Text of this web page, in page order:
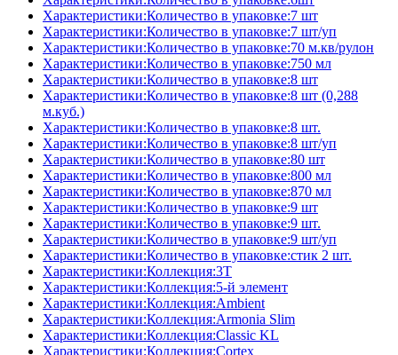
Характеристики:Количество в упаковке:7 шт
Характеристики:Количество в упаковке:7 шт/уп
Характеристики:Количество в упаковке:70 м.кв/рулон
Характеристики:Количество в упаковке:750 мл
Характеристики:Количество в упаковке:8 шт
Характеристики:Количество в упаковке:8 шт (0,288
м.куб.)
Характеристики:Количество в упаковке:8 шт.
Характеристики:Количество в упаковке:8 шт/уп
Характеристики:Количество в упаковке:80 шт
Характеристики:Количество в упаковке:800 мл
Характеристики:Количество в упаковке:870 мл
Характеристики:Количество в упаковке:9 шт
Характеристики:Количество в упаковке:9 шт.
Характеристики:Количество в упаковке:9 шт/уп
Характеристики:Количество в упаковке:стик 2 шт.
Характеристики:Коллекция:3T
Характеристики:Коллекция:5-й элемент
Характеристики:Коллекция:Ambient
Характеристики:Коллекция:Armonia Slim
Характеристики:Коллекция:Classic KL
Характеристики:Коллекция:Cortex